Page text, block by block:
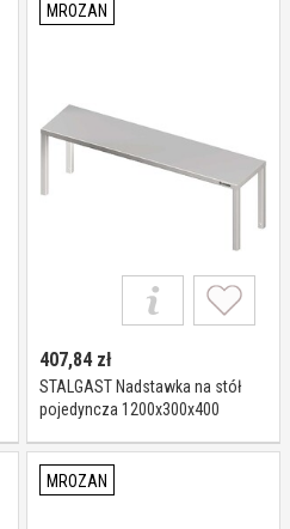
MROZAN
407,84zł
STALGAST Nadstawka na stół
pojedyncza 1200x300x400
MROZAN